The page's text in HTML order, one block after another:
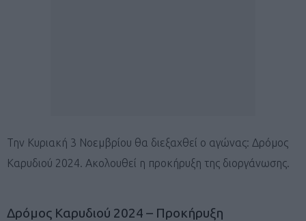
Την Κυριακή 3 Νοεμβρίου θα διεξαχθεί ο αγώνας: Δρόμος
Καρυδιού 2024. Ακολουθεί η προκήρυξη της διοργάνωσης.
Δρόμος Καρυδιού 2024 – Προκήρυξη